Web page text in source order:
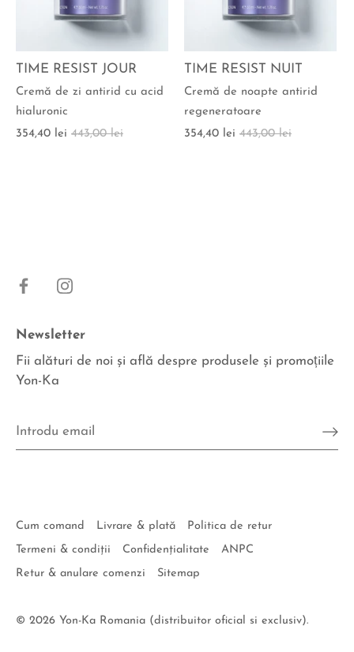
TIME RESIST JOUR
Cremă de zi antirid cu acid
hialuronic
354,40 lei 443,00 lei
TIME RESIST NUIT
Cremă de noapte antirid
regeneratoare
354,40 lei 443,00 lei
Newsletter
Fii alături de noi şi află despre produsele şi promoțiile
Yon-Ka
Cum comand Livrare & plată
Politica de retur
Termeni & condiţii
Confidenţialitate
ANPC
Retur & anulare comenzi
Sitemap
© 2026 Yon-Ka Romania (distribuitor oficial si exclusiv).